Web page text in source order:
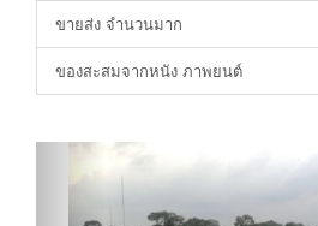
ขายส่ง จำนวนมาก
ของสะสมจากหนัง ภาพยนต์